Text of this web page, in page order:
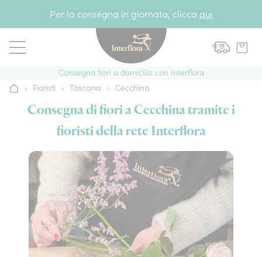
Per la consegna in giornata, clicca qui
Consegna fiori a domicilio con Interflora
Home› Fioristi › Toscana › Cecchina
Consegna di fiori a Cecchina tramite i
fioristi della rete Interflora